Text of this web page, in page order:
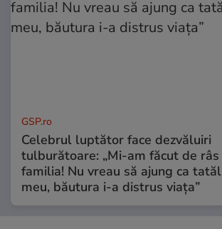
GSP.ro
Celebrul luptător face dezvăluiri
tulburătoare: „Mi-am făcut de râs
familia! Nu vreau să ajung ca tatăl
meu, băutura i-a distrus viața”